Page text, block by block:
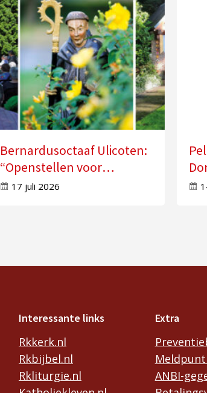
Bernardusoctaaf Ulicoten:
“Openstellen voor
veranderingen in je leven”
17 juli 2026
Interessante links
Rkkerk.nl
Rkbijbel.nl
Rkliturgie.nl
Extra
Meldpunt
ANBI-